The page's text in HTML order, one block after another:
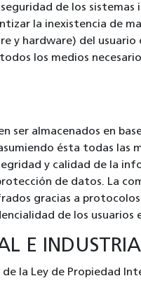
de los
la inexistencia de
y hardware) del usuario
los medios
ser almacenados en
ésta todas las
y calidad de la
de datos. La
gracias a
de los usuarios
E
la Ley de Propiedad